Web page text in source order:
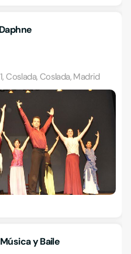
Coslada, Coslada, Madrid
y Baile